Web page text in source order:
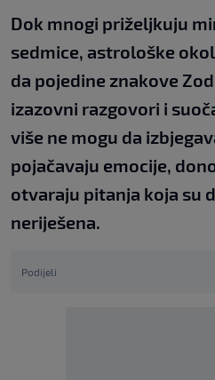
Dok mnogi priželjkuju
sedmice, astrološke
da pojedine znakove
izazovni razgovori i
više ne mogu da
pojačavaju emocije,
otvaraju pitanja koja su
neriješena.
Podijeli